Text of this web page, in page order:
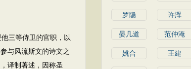
三等侍卫的官职，以
与风流斯文的诗文之
译制著述，因称圣
罗隐 许浑
晏几道 范仲淹
姚合 王建